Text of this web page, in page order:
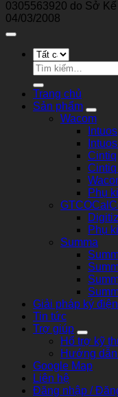
0305563920 do Sở
04/03/2008
Tìm
kiếm:
Trang chủ
Sản phẩm
Wacom
Intuos
Cintiq
Phụ
Phụ
Summa
Giải pháp ký
Tin tức
Trợ giúp
Hổ trợ kỹ
Hướng
Google Map
Liên hệ
Đăng nhập /